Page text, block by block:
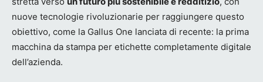
nuove tecnologie rivoluzionarie per raggiungere questo
obiettivo, come la Gallus One lanciata di recente: la prima
macchina da stampa per etichette completamente digitale
dell’azienda.